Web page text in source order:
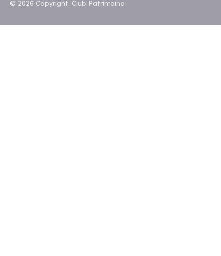
© 2026 Copyright. Club Patrimoine